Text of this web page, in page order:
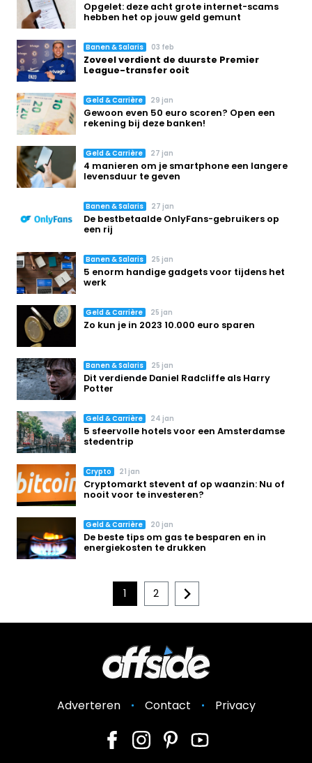
Opgelet: deze acht grote internet-scams
hebben het op jouw geld gemunt
Banen & Salaris 03 feb
Zoveel verdient de duurste Premier
League-transfer ooit
Geld & Carrière 29 jan
Gewoon even 50 euro scoren? Open een
rekening bij deze banken!
Geld & Carrière 27 jan
4 manieren om je smartphone een langere
levensduur te geven
Banen & Salaris 27 jan
De bestbetaalde OnlyFans-gebruikers op
een rij
Banen & Salaris 25 jan
5 enorm handige gadgets voor tijdens het
werk
Geld & Carrière 25 jan
Zo kun je in 2023 10.000 euro sparen
Banen & Salaris 25 jan
Dit verdiende Daniel Radcliffe als Harry
Potter
Geld & Carrière 24 jan
5 sfeervolle hotels voor een Amsterdamse
stedentrip
Crypto 21 jan
Cryptomarkt stevent af op waanzin: Nu of
nooit voor te investeren?
Geld & Carrière 20 jan
De beste tips om gas te besparen en in
energiekosten te drukken
1 2
Adverteren Contact Privacy